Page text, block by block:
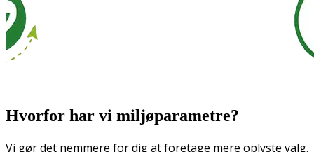
Hvorfor har vi miljøparametre?
Vi gør det nemmere for dig at foretage mere oplyste valg.